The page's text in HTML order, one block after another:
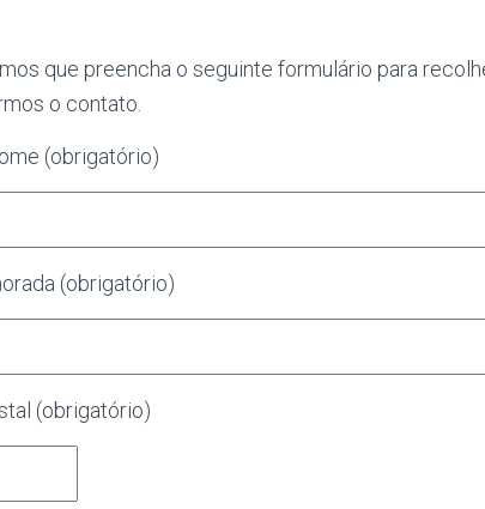
que preencha o seguinte formulário para
o contato.
(obrigatório)
(obrigatório)
(obrigatório)